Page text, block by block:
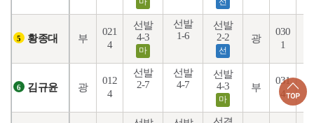
5 황종대 부
021
4
선발
4-3
마
선발
1-6
선발
2-2
선
광
030
1
6 김규윤 광
012
4
선발
2-7
선발
4-7
선발
4-3
마
부
031
4